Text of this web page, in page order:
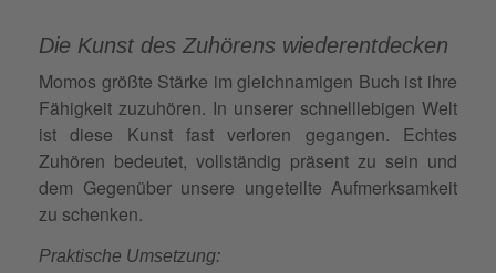
Die Kunst des Zuhörens wiederentdecken
Momos größte Stärke im gleichnamigen Buch ist ihre
Fähigkeit zuzuhören. In unserer schnelllebigen Welt
ist diese Kunst fast verloren gegangen. Echtes
Zuhören bedeutet, vollständig präsent zu sein und
dem Gegenüber unsere ungeteilte Aufmerksamkeit
zu schenken.
Praktische Umsetzung: